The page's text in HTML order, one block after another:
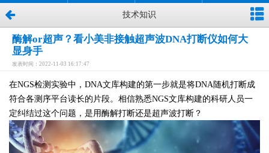
技术知识
酶解or超声？看小美非接触超声波DNA打断仪如何大
显身手
发表时间：2022-11-03 16:17:47
在NGS检测实验中，DNA文库构建的第一步就是将DNA随机打断成
符合各测序平台读长的片段。相信熟悉NGS文库构建的科研人员一
定纠结过这个问题，是用酶解打断还是超声波打断？